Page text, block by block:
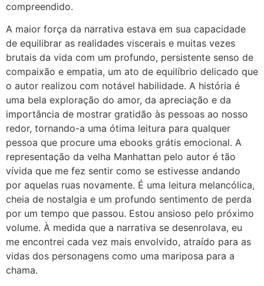
compreendido.
A maior força da narrativa estava em sua capacidade
de equilibrar as realidades viscerais e muitas vezes
brutais da vida com um profundo, persistente senso de
compaixão e empatia, um ato de equilíbrio delicado que
o autor realizou com notável habilidade. A história é
uma bela exploração do amor, da apreciação e da
importância de mostrar gratidão às pessoas ao nosso
redor, tornando-a uma ótima leitura para qualquer
pessoa que procure uma ebooks grátis emocional. A
representação da velha Manhattan pelo autor é tão
vívida que me fez sentir como se estivesse andando
por aquelas ruas novamente. É uma leitura melancólica,
cheia de nostalgia e um profundo sentimento de perda
por um tempo que passou. Estou ansioso pelo próximo
volume. À medida que a narrativa se desenrolava, eu
me encontrei cada vez mais envolvido, atraído para as
vidas dos personagens como uma mariposa para a
chama.